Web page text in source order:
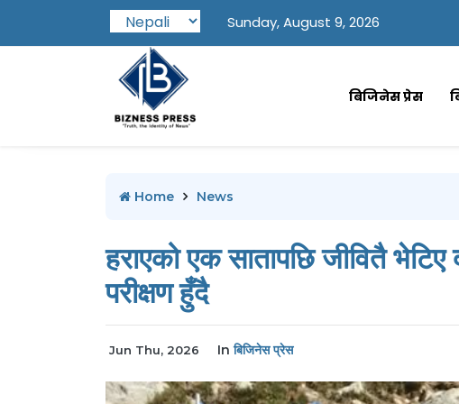
Sunday, August 9, 2026
बिजिनेस प्रेस
Home News
हराएको एक सातापछि जीवितै भेटिए
परीक्षण हुँदै
Jun Thu, 2026 Inबिजिनेस प्रेस